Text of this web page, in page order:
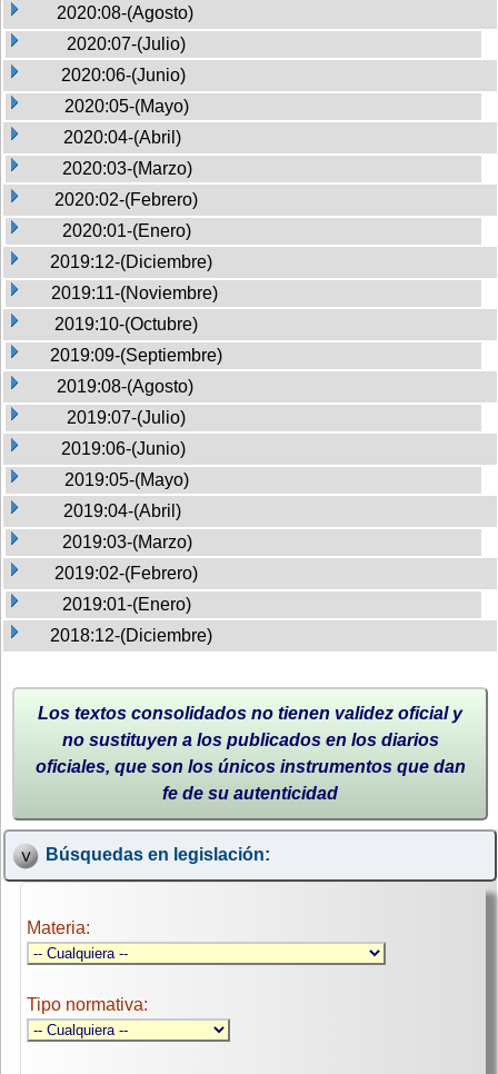
2020:08-(Agosto)
2020:07-(Julio)
2020:06-(Junio)
2020:05-(Mayo)
2020:04-(Abril)
2020:03-(Marzo)
2020:02-(Febrero)
2020:01-(Enero)
2019:12-(Diciembre)
2019:11-(Noviembre)
2019:10-(Octubre)
2019:09-(Septiembre)
2019:08-(Agosto)
2019:07-(Julio)
2019:06-(Junio)
2019:05-(Mayo)
2019:04-(Abril)
2019:03-(Marzo)
2019:02-(Febrero)
2019:01-(Enero)
2018:12-(Diciembre)
Los textos consolidados no tienen validez oficial y
no sustituyen a los publicados en los diarios
oficiales, que son los únicos instrumentos que dan
fe de su autenticidad
Búsquedas en legislación:
Materia:
Tipo normativa: